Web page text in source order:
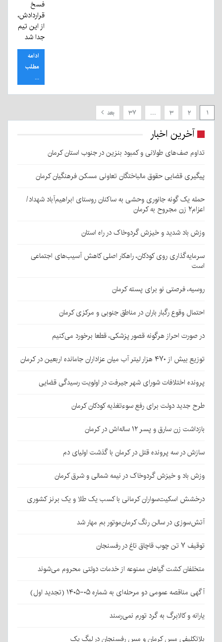
فسخ
قراردادش،
از این تیم
جدا شد
ادامه
مطلب
...
۱ ۲ ۳ … ۳۷ بعد
آخرین اخبار
تداوم صف‌های طولانی و کمبود بنزین در جنوب استان کرمان
پیگیری قضایی حقوق مالباختگان تعاونی مسکن فرهنگیان کرمان
حمله یک گونه جانوری وحشی به ساکنان روستای ابراهیم‌آباد شهداد/
اعزام۲ زن مجروح به کرمان
وزش باد شدید و خیزش گردوخاک در راه استان
سرمایه‌گذاری روی کودکان، راهکار اصلی کاهش آسیب‌های اجتماعی
است
روسیه، فرصتی نو برای پسته کرمان
احتمال وقوع رگبار باران در مناطق جنوبی و مرکزی کرمان
در صورت احراز هرگونه قصور پزشکی، قطعا برخورد می‌کنیم
توزیع بیش از ۴۷۰ هزار لیتر آب میان عزاداران جامانده اربعین در کرمان
پرونده اختلافات شورای شهر جیرفت در اولویت رسیدگی قضایی
طرح جدید دولت برای رفع سوءتغذیه کودکان کرمان
بازداشت زن سارق و پسر ۱۲ ساله‌اش در کرمان
سازش در سه پرونده قتل در کرمان با گذشت اولیای دم
وزش باد و خیزش گردوخاک در نیمه شمالی و شرق کرمان
درخشش اسکیت‌سواران کرمانی با کسب یک طلا و یک برنز کشوری
آتش‌سوزی در سالن رنگ کرمان‌موتور بم مهار شد
توقیف ۷ تن چوب قاچاق تاغ در رفسنجان
متخلفان کشت گیاهان ممنوعه از خدمات دولتی محروم می‌شوند
آگهی مناقصه عمومی دو مرحله‌ای به شماره ۰۵-۱۴۰۵ (تجدید اول)
یارانه و کالابرگ به گرد تورم نمی‌رسند
بلاتکلیفی مس کرمان و مس رفسنجان در لیگ یک